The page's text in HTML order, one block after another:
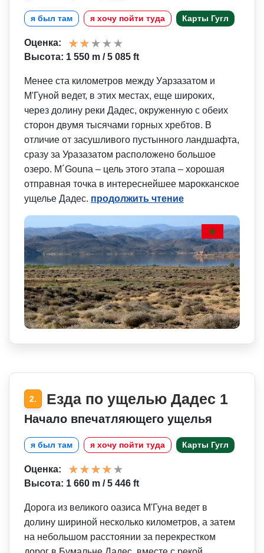
я был там я хочу пойти туда Карты Гугл
Оценка:
Высота: 1 550 m / 5 085 ft
Менее ста километров между Уарзазатом и
М'Гуной ведет, в этих местах, еще широких,
через долину реки Дадес, окруженную с обеих
сторон двумя тысячами горных хребтов. В
отличие от засушливого пустынного ландшафта,
сразу за Уразазатом расположено большое
озеро. M´Gouna – цель этого этапа – хорошая
отправная точка в интереснейшее марокканское
ущелье Дадес. продолжить чтение
2. Езда по ущелью Дадес 1
Начало впечатляющего ущелья
я был там я хочу пойти туда Карты Гугл
Оценка:
Высота: 1 660 m / 5 446 ft
Дорога из великого оазиса М'Гуна ведет в
долину шириной несколько километров, а затем
на небольшом расстоянии за перекрестком